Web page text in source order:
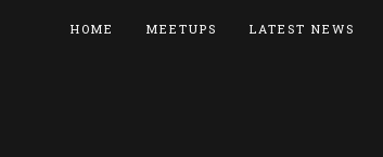
HOME MEETUPS LATEST NEWS